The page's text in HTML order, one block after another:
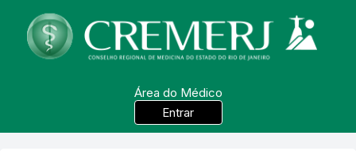
Área do Médico
Entrar